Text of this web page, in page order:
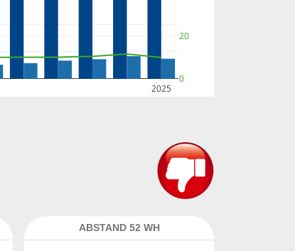
2025
0
20
ABSTAND 52 WH